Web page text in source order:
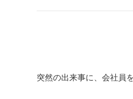
突然の出来事に、会社員